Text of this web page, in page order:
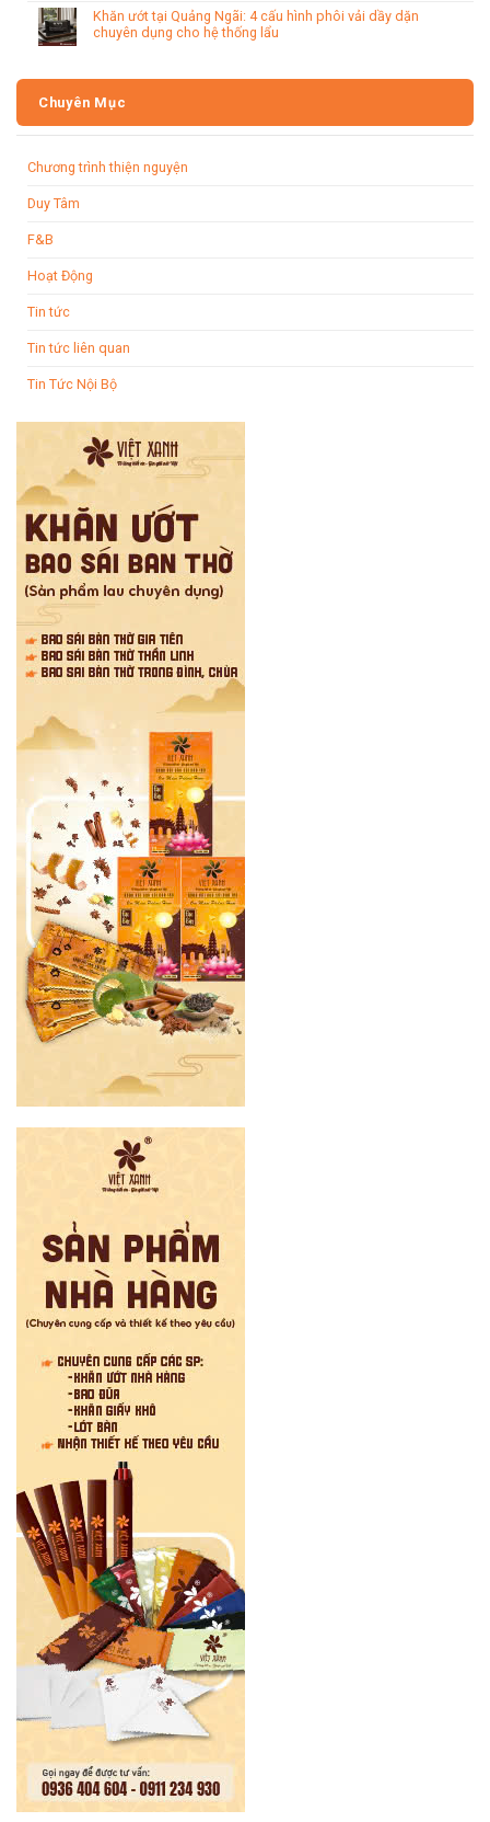
Khăn ướt tại Quảng Ngãi: 4 cấu hình phôi vải dầy dặn
chuyên dụng cho hệ thống lẩu
Chuyên Mục
Chương trình thiện nguyện
Duy Tâm
F&B
Hoạt Động
Tin tức
Tin tức liên quan
Tin Tức Nội Bộ